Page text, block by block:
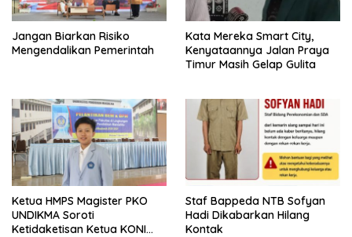
Jangan Biarkan Risiko
Mengendalikan Pemerintah
Kata Mereka Smart City,
Kenyataannya Jalan Praya
Timur Masih Gelap Gulita
Ketua HMPS Magister PKO
UNDIKMA Soroti
Ketidaketisan Ketua KONI
Staf Bappeda NTB Sofyan
Hadi Dikabarkan Hilang
Kontak